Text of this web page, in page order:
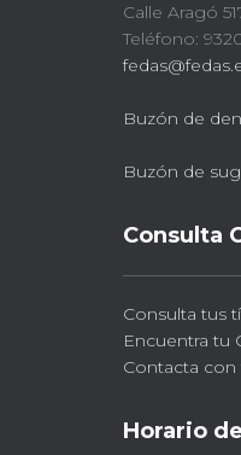
Calle Aragó
Teléfono:
Buzón de
Buzón de
Consulta
Consulta tus
Encuentra tu
Contacta
Horario